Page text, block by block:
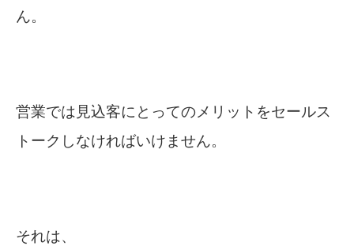
ん。
営業では見込客にとってのメリットをセールス
トークしなければいけません。
それは、